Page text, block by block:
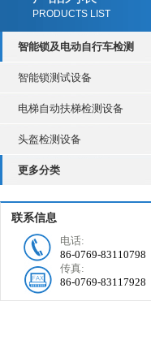
PRODUCTS LIST
智能锁及电动自行车检测
智能锁测试设备
电梯自动扶梯检测设备
头盔检测设备
更多分类
联系信息
电话:
86-0769-83110798
传真:
86-0769-83117928